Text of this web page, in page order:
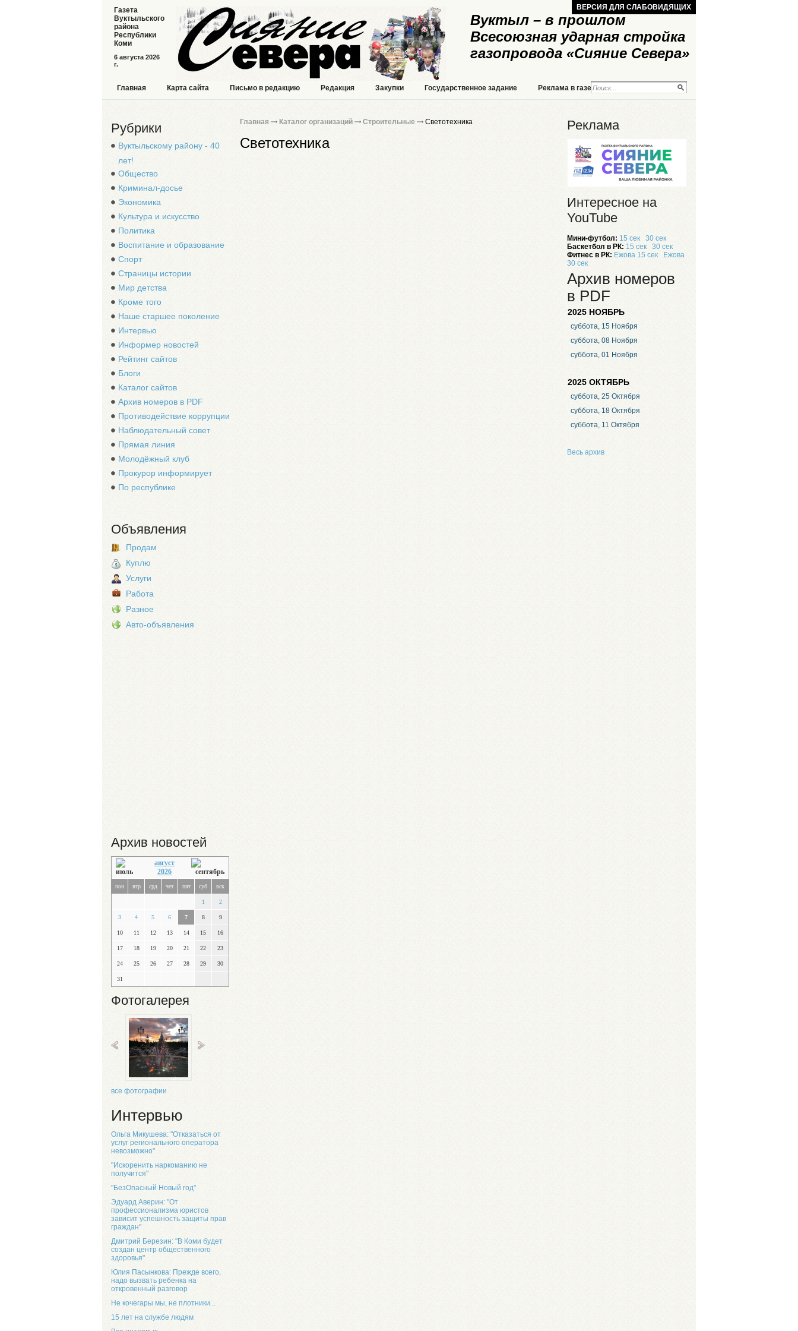
Вуктыл – в прошлом
Всесоюзная ударная стройка
газопровода «Сияние Севера»
6 августа 2026
г.
Газета
Вуктыльского
района
Республики
Коми
ВЕРСИЯ ДЛЯ СЛАБОВИДЯЩИХ
Главная Карта сайта Письмо в редакцию Редакция Закупки Государственное задание Реклама в газете Реклама на сайте
Рубрики
Вуктыльскому району - 40
лет!
Общество
Криминал-досье
Экономика
Культура и искусство
Политика
Воспитание и образование
Спорт
Страницы истории
Мир детства
Кроме того
Наше старшее поколение
Интервью
Информер новостей
Рейтинг сайтов
Блоги
Каталог сайтов
Архив номеров в PDF
Противодействие коррупции
Наблюдательный совет
Прямая линия
Молодёжный клуб
Прокурор информирует
По республике
Объявления
Продам
Куплю
Услуги
Работа
Разное
Авто-объявления
Архив новостей
август
2026
пон втр срд чет пят суб вск
1 2
3 4 5 6 7 8 9
10 11 12 13 14 15 16
17 18 19 20 21 22 23
24 25 26 27 28 29 30
31
Фотогалерея
все фотографии
Интервью
Ольга Микушева: "Отказаться от
услуг регионального оператора
невозможно"
"Искоренить наркоманию не
получится"
"БезОпасный Новый год"
Эдуард Аверин: "От
профессионализма юристов
зависит успешность защиты прав
граждан"
Дмитрий Березин: "В Коми будет
создан центр общественного
здоровья"
Юлия Пасынкова: Прежде всего,
надо вызвать ребенка на
откровенный разговор
Не кочегары мы, не плотники...
15 лет на службе людям
Главная Каталог организаций Строительные Светотехника
Светотехника
Реклама
Интересное на
YouTube
Мини-футбол: 15 сек
30 сек
Баскетбол в РК: 15 сек
30 сек
Фитнес в РК: Ежова 15 сек
Ежова
30 сек
Архив номеров
в PDF
2025 НОЯБРЬ
суббота, 15 Ноября
суббота, 08 Ноября
суббота, 01 Ноября
2025 ОКТЯБРЬ
суббота, 25 Октября
суббота, 18 Октября
суббота, 11 Октября
Весь архив